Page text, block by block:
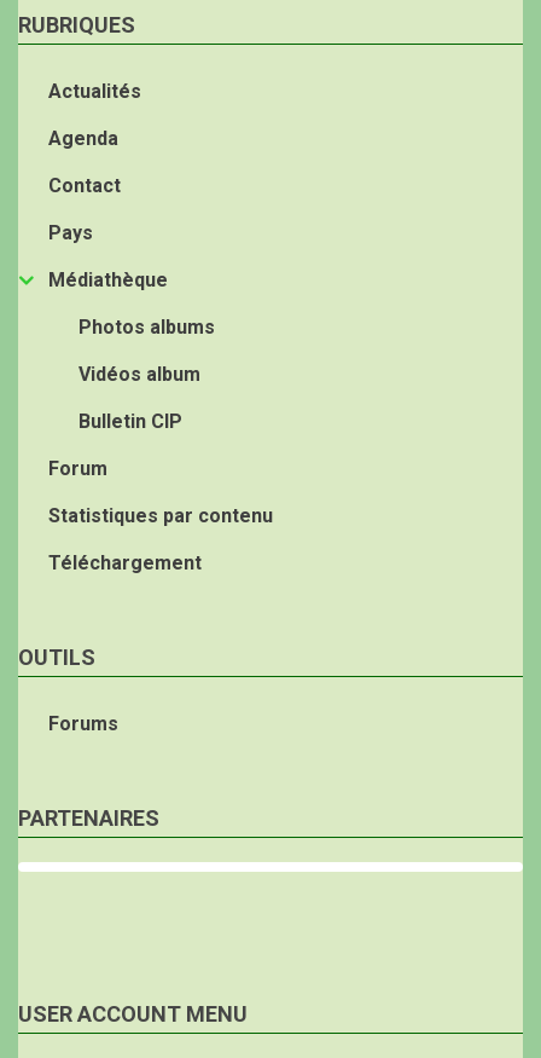
RUBRIQUES
Actualités
Agenda
Contact
Pays
Médiathèque
Photos albums
Vidéos album
Bulletin CIP
Forum
Statistiques par contenu
Téléchargement
OUTILS
Forums
PARTENAIRES
USER ACCOUNT MENU